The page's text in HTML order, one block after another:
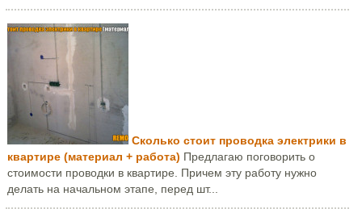
Сколько стоит проводка электрики в
квартире (материал + работа) Предлагаю поговорить о
стоимости проводки в квартире. Причем эту работу нужно
делать на начальном этапе, перед шт...